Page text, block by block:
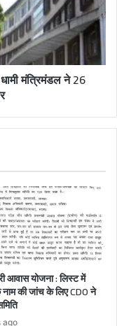
मंत्रिमंडल ने 26
आवास योजना : लिस्ट में
की जांच के लिए CDO ने
ago